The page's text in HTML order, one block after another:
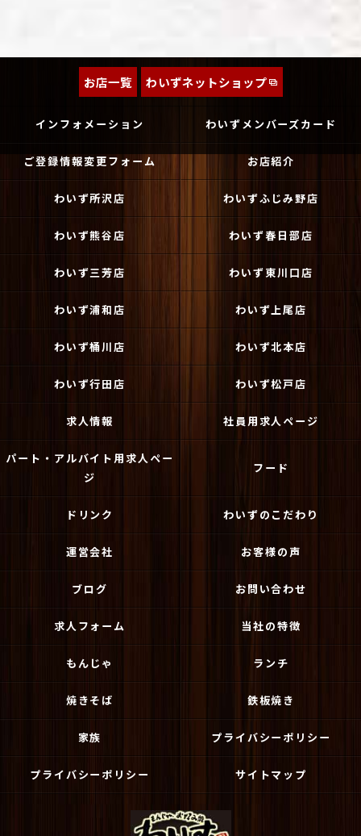
お店一覧 わいずネットショップ
インフォメーション わいずメンバーズカード
ご登録情報変更フォーム お店紹介
わいず所沢店 わいずふじみ野店
わいず熊谷店 わいず春日部店
わいず三芳店 わいず東川口店
わいず浦和店 わいず上尾店
わいず桶川店 わいず北本店
わいず行田店 わいず松戸店
求人情報 社員用求人ページ
パート・アルバイト用求人ペー
ジ
フード
ドリンク わいずのこだわり
運営会社 お客様の声
ブログ お問い合わせ
求人フォーム 当社の特徴
もんじゃ ランチ
焼きそば 鉄板焼き
家族 プライバシーポリシー
プライバシーポリシー サイトマップ